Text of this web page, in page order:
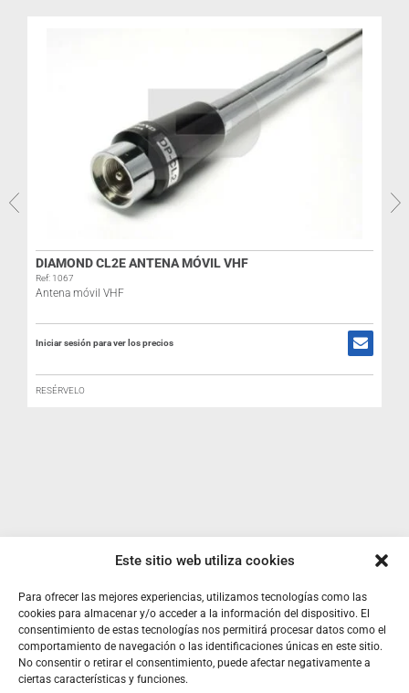
Este sitio web utiliza cookies
Para ofrecer las mejores experiencias, utilizamos tecnologías como las
cookies para almacenar y/o acceder a la información del dispositivo. El
consentimiento de estas tecnologías nos permitirá procesar datos como el
comportamiento de navegación o las identificaciones únicas en este sitio.
No consentir o retirar el consentimiento, puede afectar negativamente a
ciertas características y funciones.
DIAMOND CL2E ANTENA MÓVIL VHF
Ref: 1067
Antena móvil VHF
Iniciar sesión para ver los precios
RESÉRVELO
SOBRE NOSOTROS
TU CUENTA
CONTACTO